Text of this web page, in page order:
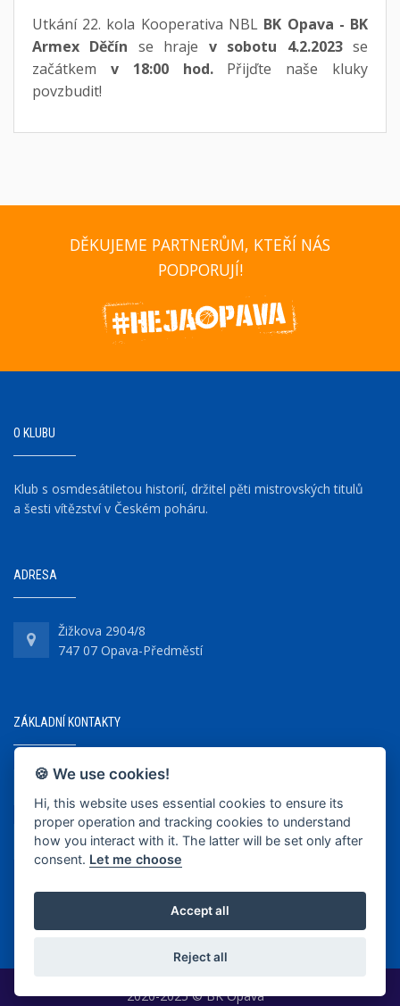
Utkání 22. kola Kooperativa NBL BK Opava - BK
Armex Děčín se hraje v sobotu 4.2.2023se
začátkem v 18:00 hod.Přijďte naše kluky
povzbudit!
DĚKUJEME PARTNERŮM, KTEŘÍ NÁS
PODPORUJÍ!
O KLUBU
Klub s osmdesátiletou historií, držitel pěti mistrovských titulů
a šesti vítězství v Českém poháru.
ADRESA
Žižkova 2904/8
747 07 Opava-Předměstí
ZÁKLADNÍ KONTAKTY
+420 737 218 679
info@bkopava.cz
www.bkopava.cz
2020-2025 © BK Opava
🍪 We use cookies!
Hi, this website uses essential cookies to ensure its
proper operation and tracking cookies to understand
how you interact with it. The latter will be set only after
consent. Let me choose
Accept all
Reject all